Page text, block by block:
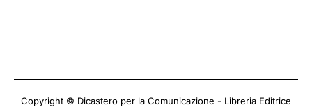
Copyright © Dicastero per la Comunicazione - Libreria Editrice